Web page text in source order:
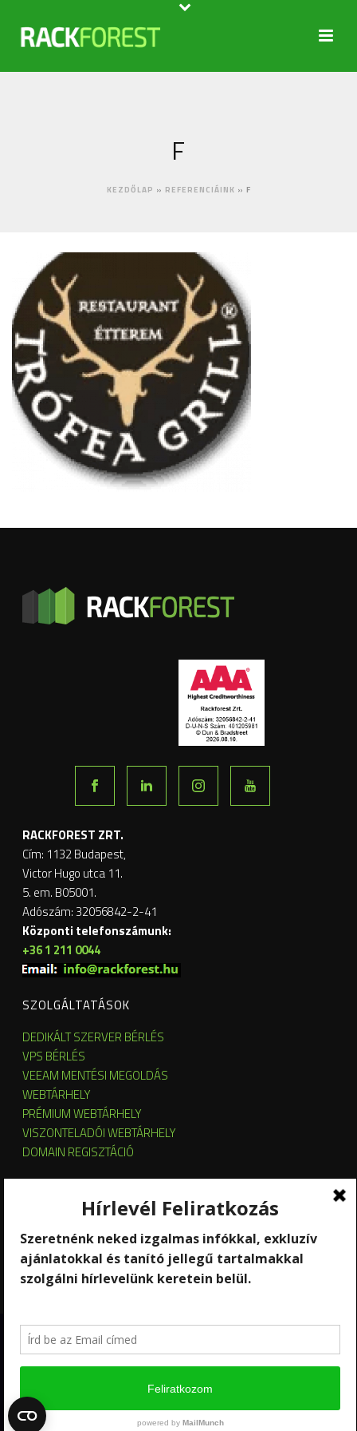
F
KEZDŐLAP » REFERENCIÁINK » F
RACKFOREST ZRT.
Cím: 1132 Budapest,
Victor Hugo utca 11.
5. em. B05001.
Adószám: 32056842-2-41
Központi telefonszámunk:
+36 1 211 0044
SZOLGÁLTATÁSOK
DEDIKÁLT SZERVER BÉRLÉS
VPS BÉRLÉS
VEEAM MENTÉSI MEGOLDÁS
WEBTÁRHELY
PRÉMIUM WEBTÁRHELY
VISZONTELADÓI WEBTÁRHELY
DOMAIN REGISZTÁCIÓ
SZERVER ÜZEMELTETÉS
SZOFTVERBÉRLÉS
STREAMING
Copyright 2026 © RackForest
Szolgáltatások
Kapcsolat
Ügyfél-elégedettség mérés